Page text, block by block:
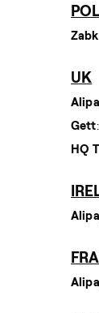
UK
Gett
HQ